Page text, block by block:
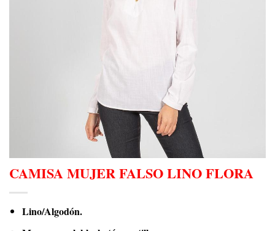
CAMISA MUJER FALSO LINO FLORA
Lino/Algodón.